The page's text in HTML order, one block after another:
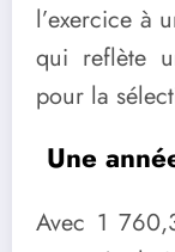
l’exercice à
qui reflète
pour la
Une
Avec 1